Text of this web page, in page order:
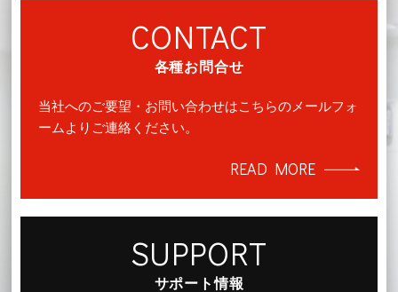
CONTACT
各種お問合せ
当社へのご要望・お問い合わせはこちらのメールフォ
ームよりご連絡ください。
READ MORE
SUPPORT
サポート情報